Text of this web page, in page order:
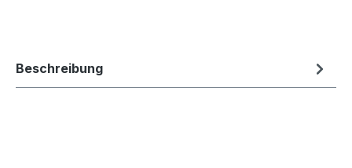
Beschreibung